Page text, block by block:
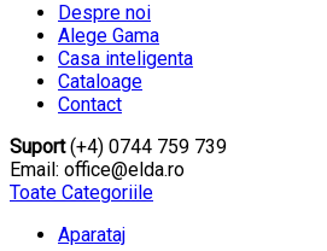
Despre noi
Alege Gama
Casa inteligenta
Cataloage
Contact
Suport(+4) 0744 759 739
Email: office@elda.ro
Toate Categoriile
Aparataj